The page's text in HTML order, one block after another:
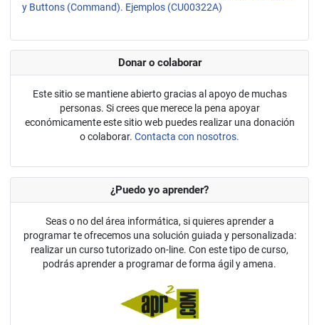
y Buttons (Command). Ejemplos (CU00322A)
Donar o colaborar
Este sitio se mantiene abierto gracias al apoyo de muchas
personas. Si crees que merece la pena apoyar
económicamente este sitio web puedes realizar una donación
o colaborar. Contacta con nosotros.
¿Puedo yo aprender?
Seas o no del área informática, si quieres aprender a
programar te ofrecemos una solución guiada y personalizada:
realizar un curso tutorizado on-line. Con este tipo de curso,
podrás aprender a programar de forma ágil y amena.